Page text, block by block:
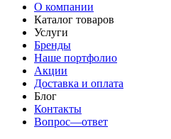
О компании
Каталог товаров
Услуги
Бренды
Наше портфолио
Акции
Доставка и оплата
Блог
Контакты
Вопрос—ответ